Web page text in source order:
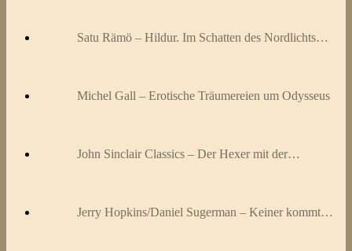
Satu Rämö – Hildur. Im Schatten des Nordlichts…
Michel Gall – Erotische Träumereien um Odysseus
John Sinclair Classics – Der Hexer mit der…
Jerry Hopkins/Daniel Sugerman – Keiner kommt…